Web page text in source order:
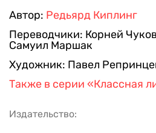
Автор: Редьярд Киплинг
Переводчики: Корней
Самуил Маршак
Художник: Павел
Также в серии «Классная
Издательство: